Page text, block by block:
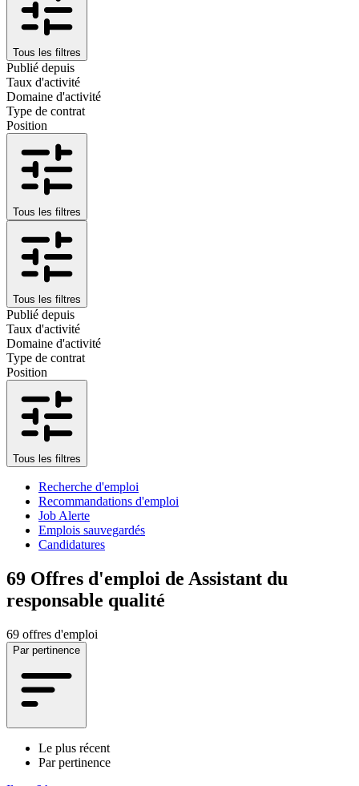
Tous les filtres
Publié depuis
Taux d'activité
Domaine d'activité
Type de contrat
Position
Tous les filtres
Tous les filtres
Publié depuis
Taux d'activité
Domaine d'activité
Type de contrat
Position
Tous les filtres
Recherche d'emploi
Recommandations d'emploi
Job Alerte
Emplois sauvegardés
Candidatures
69 Offres d'emploi de Assistant du
responsable qualité
69 offres d'emploi
Par pertinence
Le plus récent
Par pertinence